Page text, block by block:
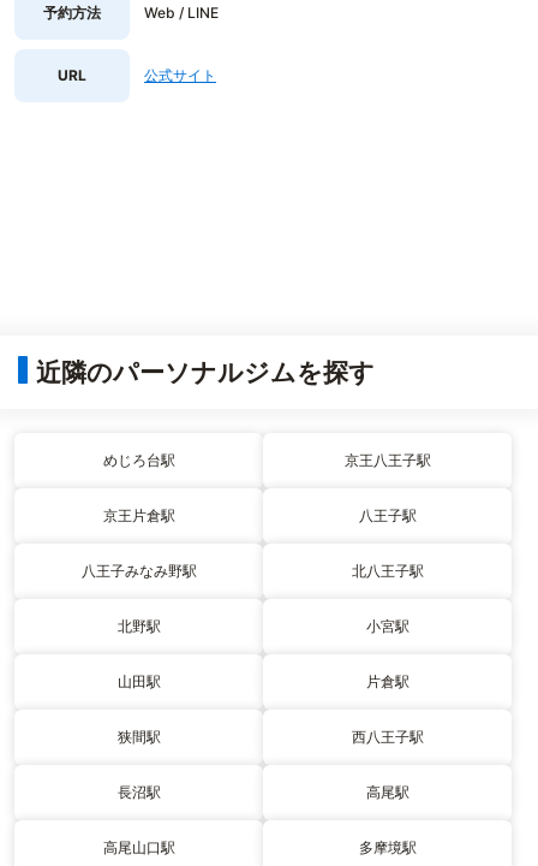
予約方法 Web / LINE
URL 公式サイト
近隣のパーソナルジムを探す
めじろ台駅 京王八王子駅
京王片倉駅 八王子駅
八王子みなみ野駅 北八王子駅
北野駅 小宮駅
山田駅 片倉駅
狭間駅 西八王子駅
長沼駅 高尾駅
高尾山口駅 多摩境駅